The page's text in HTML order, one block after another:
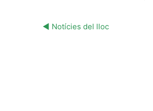
◀︎ Notícies del lloc